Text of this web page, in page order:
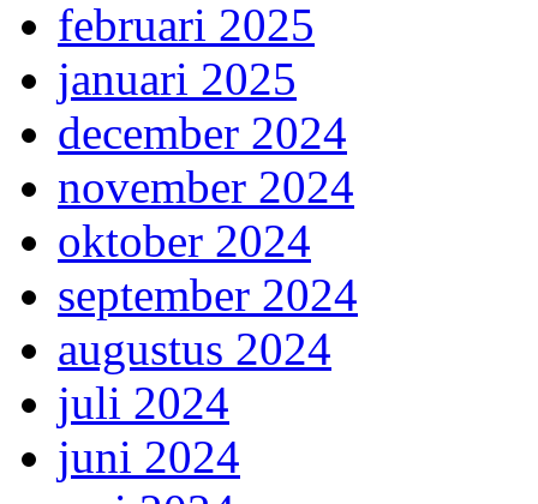
februari 2025
januari 2025
december 2024
november 2024
oktober 2024
september 2024
augustus 2024
juli 2024
juni 2024